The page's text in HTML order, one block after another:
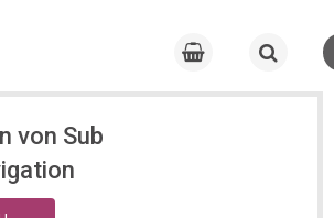
von Sub